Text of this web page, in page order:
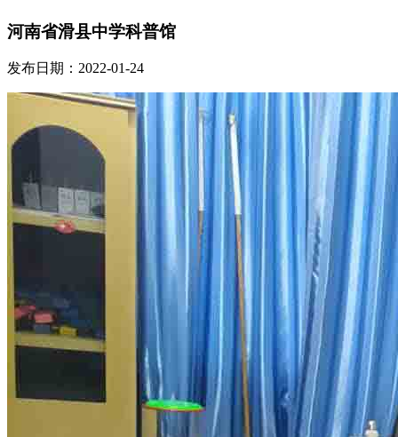
河南省滑县中学科普馆
发布日期：2022-01-24